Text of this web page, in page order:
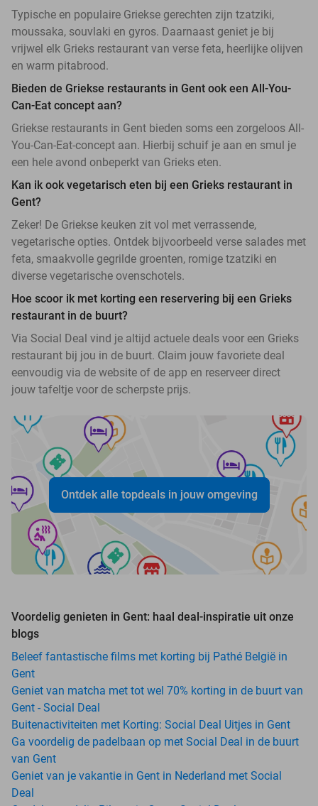
Typische en populaire Griekse gerechten zijn tzatziki,
moussaka, souvlaki en gyros. Daarnaast geniet je bij
vrijwel elk Grieks restaurant van verse feta, heerlijke olijven
en warm pitabrood.
Bieden de Griekse restaurants in Gent ook een All-You-
Can-Eat concept aan?
Griekse restaurants in Gent bieden soms een zorgeloos All-
You-Can-Eat-concept aan. Hierbij schuif je aan en smul je
een hele avond onbeperkt van Grieks eten.
Kan ik ook vegetarisch eten bij een Grieks restaurant in
Gent?
Zeker! De Griekse keuken zit vol met verrassende,
vegetarische opties. Ontdek bijvoorbeeld verse salades met
feta, smaakvolle gegrilde groenten, romige tzatziki en
diverse vegetarische ovenschotels.
Hoe scoor ik met korting een reservering bij een Grieks
restaurant in de buurt?
Via Social Deal vind je altijd actuele deals voor een Grieks
restaurant bij jou in de buurt. Claim jouw favoriete deal
eenvoudig via de website of de app en reserveer direct
jouw tafeltje voor de scherpste prijs.
Ontdek alle topdeals in jouw omgeving
Voordelig genieten in Gent: haal deal-inspiratie uit onze
blogs
Beleef fantastische films met korting bij Pathé België in
Gent
Geniet van matcha met tot wel 70% korting in de buurt van
Gent - Social Deal
Buitenactiviteiten met Korting: Social Deal Uitjes in Gent
Ga voordelig de padelbaan op met Social Deal in de buurt
van Gent
Geniet van je vakantie in Gent in Nederland met Social
Deal